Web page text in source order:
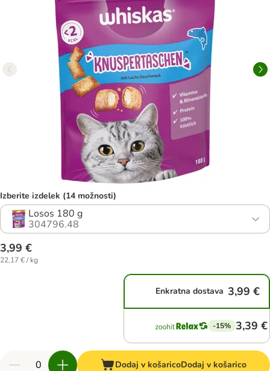
Izberite izdelek (14 možnosti)
Losos 180 g
304796.48
3,99 €
22,17 € / kg
Enkratna dostava 3,99 €
-15% 3,39 €
Dodaj v košaricoDodaj v košarico